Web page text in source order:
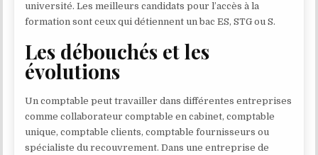
université. Les meilleurs candidats pour l’accès à la
formation sont ceux qui détiennent un bac ES, STG ou S.
Les débouchés et les
évolutions
Un comptable peut travailler dans différentes entreprises
comme collaborateur comptable en cabinet, comptable
unique, comptable clients, comptable fournisseurs ou
spécialiste du recouvrement. Dans une entreprise de